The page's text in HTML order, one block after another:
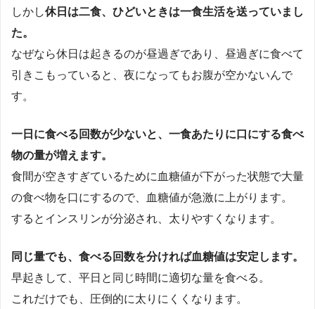
しかし休日は二食、ひどいときは一食生活を送っていまし
た。
なぜなら休日は起きるのが昼過ぎであり、昼過ぎに食べて
引きこもっていると、夜になってもお腹が空かないんで
す。
一日に食べる回数が少ないと、一食あたりに口にする食べ
物の量が増えます。
食間が空きすぎているために血糖値が下がった状態で大量
の食べ物を口にするので、血糖値が急激に上がります。
するとインスリンが分泌され、太りやすくなります。
同じ量でも、食べる回数を分ければ血糖値は安定します。
早起きして、平日と同じ時間に適切な量を食べる。
これだけでも、圧倒的に太りにくくなります。